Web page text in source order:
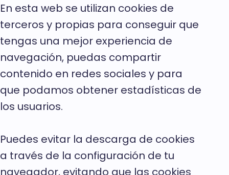
En esta web se utilizan cookies de
terceros y propias para conseguir que
tengas una mejor experiencia de
navegación, puedas compartir
contenido en redes sociales y para
que podamos obtener estadísticas de
los usuarios.
Puedes evitar la descarga de cookies
a través de la configuración de tu
navegador, evitando que las cookies